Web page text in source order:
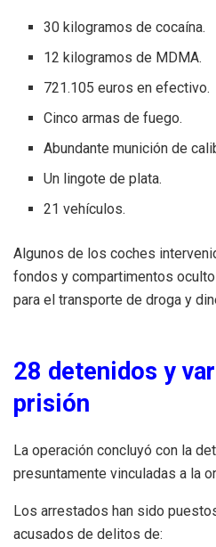
30 kilogramos de cocaína.
12 kilogramos de MDMA.
721.105 euros en efectivo.
Cinco armas de fuego.
Abundante munición de
Un lingote de plata.
21 vehículos.
Algunos de los coches
fondos y compartimentos
para el transporte de droga y
28 detenidos y
prisión
La operación concluyó con la
presuntamente vinculadas a la
Los arrestados han sido
acusados de delitos de: